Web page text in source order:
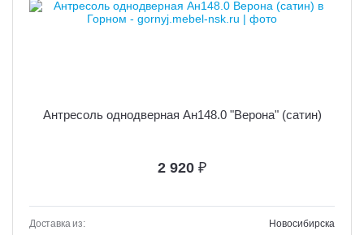
Антресоль однодверная Ан148.0 "Верона" (сатин)
2 920 ₽
Доставка из:
Новосибирска